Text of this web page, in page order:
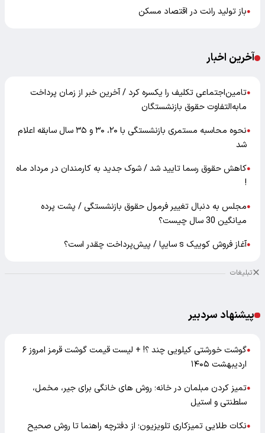
●باز تولید رانت در اقتصاد مسکن
آخرین اخبار
●تامین‌اجتماعی تکلیف را یکسره کرد / آخرین خبر از زمان پرداخت
مابه‌التفاوت حقوق بازنشستگان
●
نحوه محاسبه مستمری بازنشستگی با ۲۰، ۳۰ و ۳۵ سال سابقه اعلام
شد
●کاهش حقوق رسما تایید شد / شوک جدید به کارمندان در مرداد ماه
!
●مجلس به دنبال تغییر فرمول حقوق بازنشستگی / پشت پرده
میانگین 30 سال چیست؟
●آغاز فروش کوییک s سایپا / پیش‌پرداخت چقدر است؟
تبلیغات
پیشنهاد سردبیر
●
گوشت خورشتی کیلویی چند ؟! + لیست قیمت گوشت قرمز امروز ۶
اردیبهشت ۱۴۰۵
●تمیز کردن مبلمان در خانه؛ روش های خانگی برای جیر، مخمل،
سلطنتی و استیل
●نکات طلایی تمیزکاری تلویزیون؛ از دفترچه راهنما تا روش صحیح